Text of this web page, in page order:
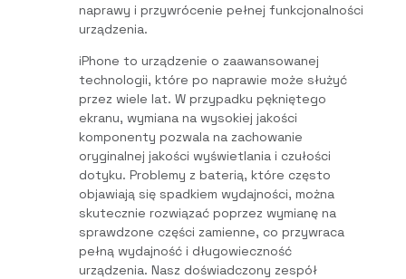
naprawy i przywrócenie pełnej funkcjonalności
urządzenia.
iPhone to urządzenie o zaawansowanej
technologii, które po naprawie może służyć
przez wiele lat. W przypadku pękniętego
ekranu, wymiana na wysokiej jakości
komponenty pozwala na zachowanie
oryginalnej jakości wyświetlania i czułości
dotyku. Problemy z baterią, które często
objawiają się spadkiem wydajności, można
skutecznie rozwiązać poprzez wymianę na
sprawdzone części zamienne, co przywraca
pełną wydajność i długowieczność
urządzenia. Nasz doświadczony zespół